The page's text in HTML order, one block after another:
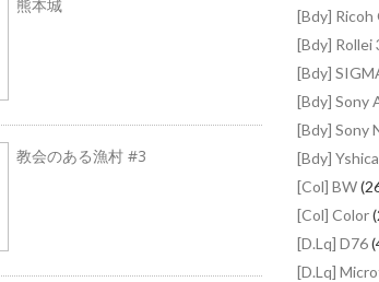
熊本城
教会のある漁村 #3
[Bdy] Ricoh
[Bdy] Rollei
[Bdy]
[Bdy] Sony
[Bdy] Sony
[Bdy]
[Col] BW
[Col] Color
[D.Lq] D76
[D.Lq]